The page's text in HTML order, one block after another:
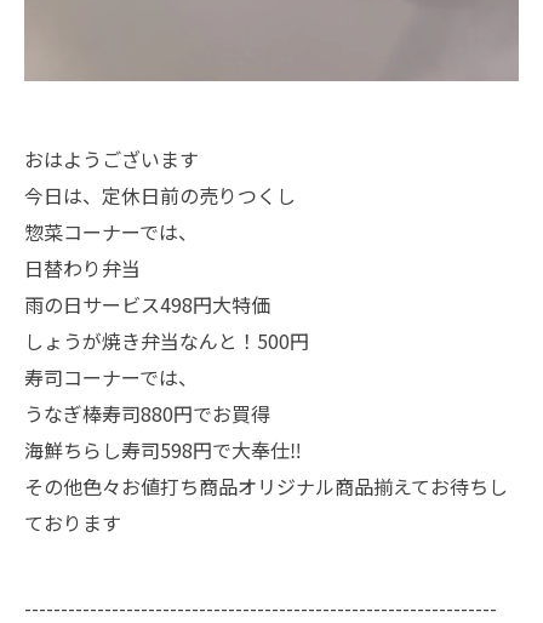
おはようございます
今日は、定休日前の売りつくし
惣菜コーナーでは、
日替わり弁当
雨の日サービス498円大特価
しょうが焼き弁当なんと！500円
寿司コーナーでは、
うなぎ棒寿司880円でお買得
海鮮ちらし寿司598円で大奉仕‼️
その他色々お値打ち商品オリジナル商品揃えてお待ちし
ております
-----------------------------------------------------------------